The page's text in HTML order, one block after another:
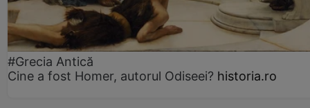
#Grecia Antică
Cine a fost Homer, autorul Odiseei? historia.ro